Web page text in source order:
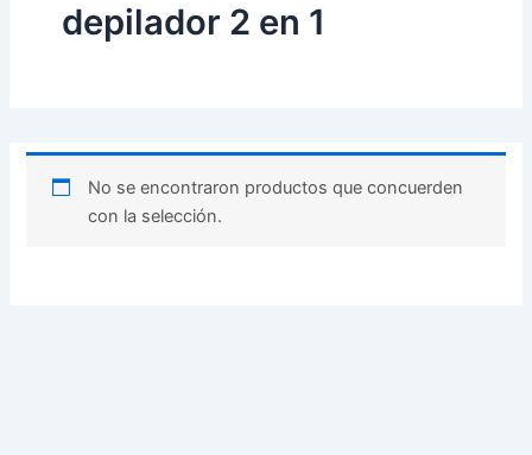
depilador 2 en 1
No se encontraron productos que concuerden
con la selección.